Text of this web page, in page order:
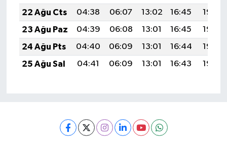
22 Ağu Cts
04:38 06:07 13:02 16:45
19:46
23 Ağu Paz
04:39 06:08 13:01 16:45
19:45
24 Ağu Pts
04:40 06:09 13:01 16:44
19:44
25 Ağu Sal
04:41 06:09 13:01 16:43 19:42